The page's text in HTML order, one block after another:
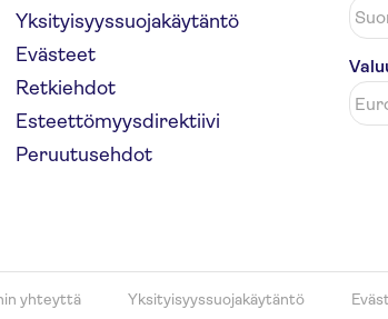
Yksityisyyssuojakäytäntö
Evästeet
Retkiehdot
Esteettömyysdirektiivi
Peruutusehdot
yhteyttä Yksityisyyssuojakäytäntö